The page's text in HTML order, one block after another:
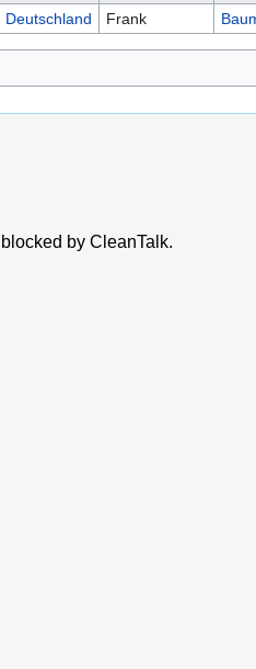
Deutschland Frank
by CleanTalk.